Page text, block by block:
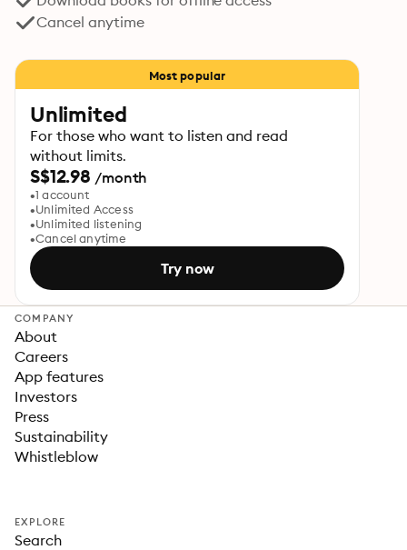
Cancel anytime
Most popular
Unlimited
For those who want to listen and read
without limits.
S$12.98 /month
1 account
Unlimited Access
Unlimited listening
Cancel anytime
Try now
COMPANY
About
Careers
App features
Investors
Press
Sustainability
Whistleblow
EXPLORE
Search